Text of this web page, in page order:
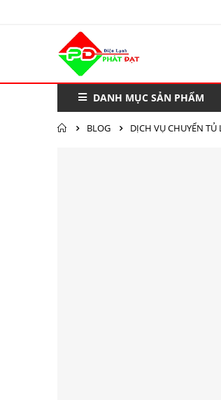
DANH MỤC SẢN PHẨM
BLOG DỊCH VỤ CHUYỂN TỦ